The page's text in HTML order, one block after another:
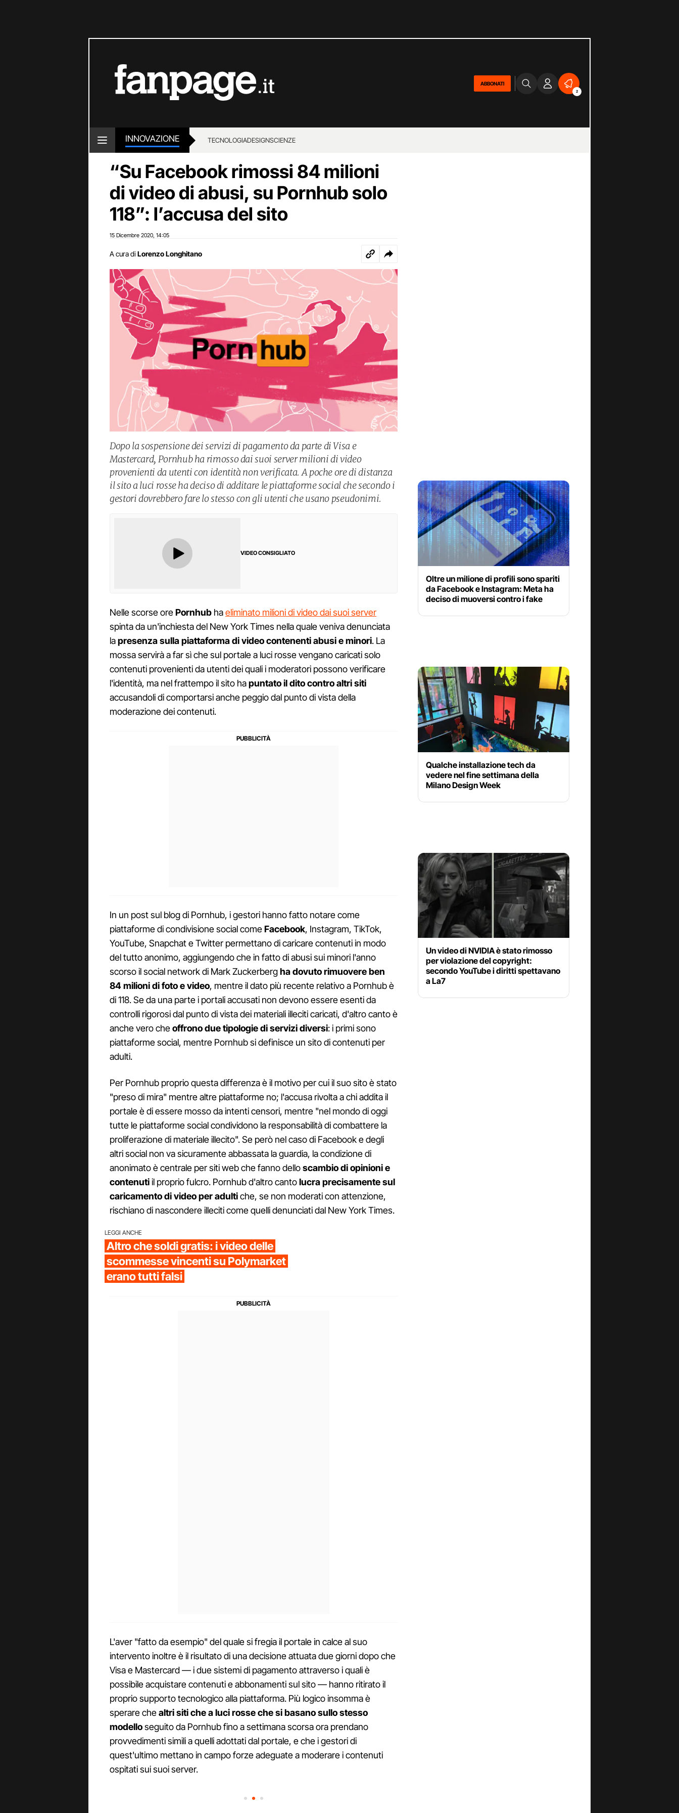
ABBONATI
2
INNOVAZIONE TECNOLOGIADESIGNSCIENZE
“Su Facebook rimossi 84 milioni
di video di abusi, su Pornhub solo
118”: l’accusa del sito
15 Dicembre 2020 14:05
A cura di Lorenzo Longhitano
Dopo la sospensione dei servizi di pagamento da parte di Visa e
Mastercard, Pornhub ha rimosso dai suoi server milioni di video
provenienti da utenti con identità non verificata. A poche ore di distanza
il sito a luci rosse ha deciso di additare le piattaforme social che secondo i
gestori dovrebbero fare lo stesso con gli utenti che usano pseudonimi.
VIDEO CONSIGLIATO
Nelle scorse orePornhub haeliminato milioni di video dai suoi server
spinta da un'inchiesta del New York Times nella quale veniva denunciata
lapresenza sulla piattaforma di video contenenti abusi e minori. La
mossa servirà a far sì che sul portale a luci rosse vengano caricati solo
contenuti provenienti da utenti dei quali i moderatori possono verificare
l'identità, ma nel frattempo il sito hapuntato il dito contro altri siti
accusandoli di comportarsi anche peggio dal punto di vista della
moderazione dei contenuti.
In un post sul blog di Pornhub, i gestori hanno fatto notare come
piattaforme di condivisione social comeFacebook, Instagram, TikTok,
YouTube, Snapchat e Twitter permettano di caricare contenuti in modo
del tutto anonimo, aggiungendo che in fatto di abusi sui minori l'anno
scorso il social network di Mark Zuckerbergha dovuto rimuovere ben
84 milioni di foto e video, mentre il dato più recente relativo a Pornhub è
di 118. Se da una parte i portali accusati non devono essere esenti da
controlli rigorosi dal punto di vista dei materiali illeciti caricati, d'altro canto è
anche vero cheoffrono due tipologie di servizi diversi: i primi sono
piattaforme social, mentre Pornhub si definisce un sito di contenuti per
adulti.
Per Pornhub proprio questa differenza è il motivo per cui il suo sito è stato
"preso di mira" mentre altre piattaforme no; l'accusa rivolta a chi addita il
portale è di essere mosso da intenti censori, mentre "nel mondo di oggi
tutte le piattaforme social condividono la responsabilità di combattere la
proliferazione di materiale illecito". Se però nel caso di Facebook e degli
altri social non va sicuramente abbassata la guardia, la condizione di
anonimato è centrale per siti web che fanno delloscambio di opinioni e
contenutiil proprio fulcro. Pornhub d'altro cantolucra precisamente sul
caricamento di video per adultiche, se non moderati con attenzione,
rischiano di nascondere illeciti come quelli denunciati dal New York Times.
LEGGI ANCHE
Altro che soldi gratis: i video delle
scommesse vincenti su Polymarket
erano tutti falsi
L'aver "fatto da esempio" del quale si fregia il portale in calce al suo
intervento inoltre è il risultato di una decisione attuata due giorni dopo che
Visa e Mastercard — i due sistemi di pagamento attraverso i quali è
possibile acquistare contenuti e abbonamenti sul sito — hanno ritirato il
proprio supporto tecnologico alla piattaforma. Più logico insomma è
sperare chealtri siti che a luci rosse che si basano sullo stesso
modelloseguito da Pornhub fino a settimana scorsa ora prendano
provvedimenti simili a quelli adottati dal portale, e che i gestori di
quest'ultimo mettano in campo forze adeguate a moderare i contenuti
ospitati sui suoi server.
Oltre un milione di profili sono spariti
da Facebook e Instagram: Meta ha
deciso di muoversi contro i fake
Qualche installazione tech da
vedere nel fine settimana della
Milano Design Week
Un video di NVIDIA è stato rimosso
per violazione del copyright:
secondo YouTube i diritti spettavano
a La7